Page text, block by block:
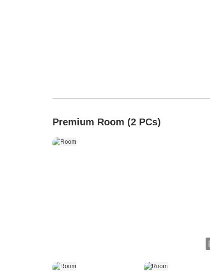
Premium Room (2 PCs)